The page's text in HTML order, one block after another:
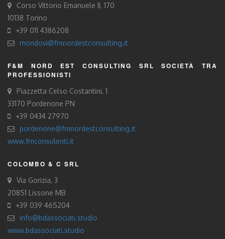
Corso Vittorio Emanuele II, 170
10138 Torino
+39 011 4386208
mondovi@fmnordestconsulting.it
F&M NORD EST CONSULTING SRL SOCIETÀ TRA
PROFESSIONISTI
Piazzetta Celso Costantini, 1
33170 Pordenone PN
+39 0434 27970
pordenone@fmnordestconsulting.it
www.fmconsulenti.it
COLOMBO & C SRL
Via Gorizia, 3
20851 Lissone MB
+39 039 465204
info@bdassociati.studio
www.bdassociati.studio